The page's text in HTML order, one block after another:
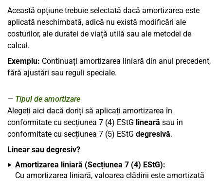
Această opțiune trebuie selectată dacă amortizarea este
aplicată neschimbată, adică nu există modificări ale
costurilor, ale duratei de viață utilă sau ale metodei de
calcul.
Exemplu: Continuați amortizarea liniară din anul precedent,
fără ajustări sau reguli speciale.
Tipul de amortizare
Alegeți aici dacă doriți să aplicați amortizarea în
conformitate cu secțiunea 7 (4) EStG lineară sau în
conformitate cu secțiunea 7 (5) EStG degresivă.
Linear sau degresiv?
Amortizarea liniară (Secțiunea 7 (4) EStG):
Cu amortizarea liniară, valoarea clădirii este amortizată